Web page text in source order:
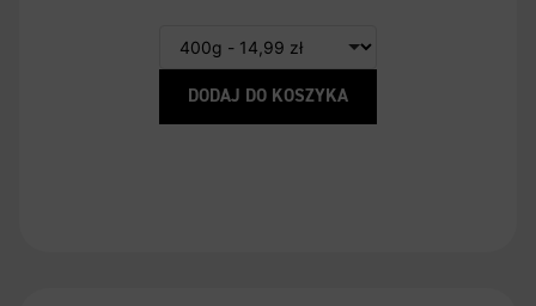
DODAJ DO KOSZYKA